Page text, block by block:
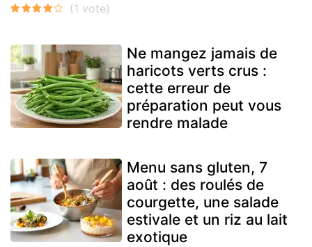
Ne mangez jamais de
haricots verts crus :
cette erreur de
préparation peut vous
rendre malade
Menu sans gluten, 7
août : des roulés de
courgette, une salade
estivale et un riz au lait
exotique